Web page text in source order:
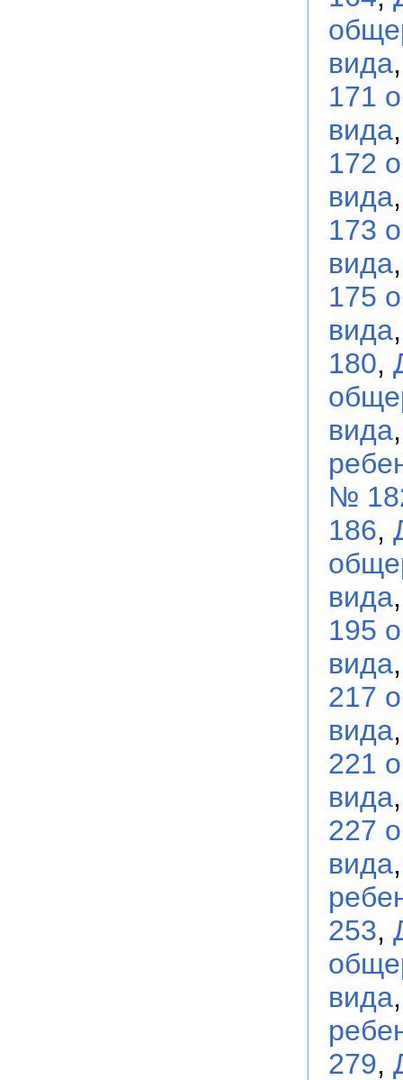
вида
171
вида
172
вида
173
вида
175
вида
180,
вида
№
186,
вида
195
вида
217
вида
221
вида
227
вида
253,
вида
279,